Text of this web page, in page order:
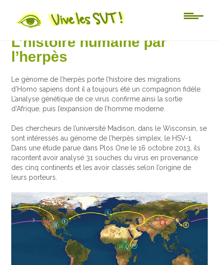
Actu-sciences
L’histoire humaine par
l’herpès
Le génome de l’herpès porte l’histoire des migrations
d’Homo sapiens dont il a toujours été un compagnon fidèle.
L’analyse génétique de ce virus confirme ainsi la sortie
d’Afrique, puis l’expansion de l’homme moderne.
Des chercheurs de l’université Madison, dans le Wisconsin, se
sont intéressés au génome de l’herpès simplex, le HSV-1.
Dans une étude parue dans Plos One le 16 octobre 2013, ils
racontent avoir analysé 31 souches du virus en provenance
des cinq continents et les avoir classés selon l’origine de
leurs porteurs.